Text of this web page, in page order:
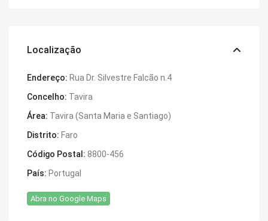
Localização
Endereço: Rua Dr. Silvestre Falcão n.4
Concelho: Tavira
Área: Tavira (Santa Maria e Santiago)
Distrito: Faro
Código Postal: 8800-456
País: Portugal
Abra no Google Maps